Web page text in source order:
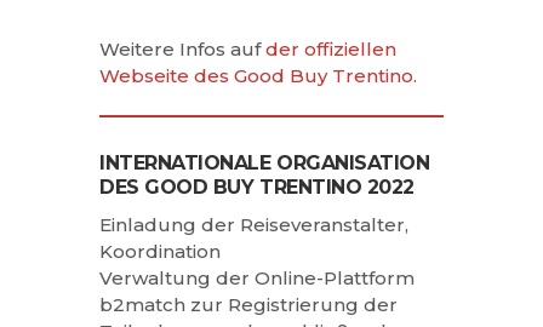
Weitere Infos aufder offiziellen
Webseite des Good Buy Trentino.
INTERNATIONALE ORGANISATION
DES GOOD BUY TRENTINO 2022
Einladung der Reiseveranstalter,
Koordination
Verwaltung der Online-Plattform
b2match zur Registrierung der